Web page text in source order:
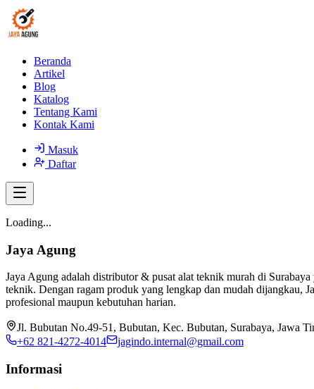
Beranda
Artikel
Blog
Katalog
Tentang Kami
Kontak Kami
Masuk
Daftar
Loading...
Jaya Agung
Jaya Agung adalah distributor & pusat alat teknik murah di
teknik. Dengan ragam produk yang lengkap dan mudah dijangkau,
profesional maupun kebutuhan harian.
Jl. Bubutan No.49-51, Bubutan, Kec. Bubutan, Surabaya, Jawa
+62 821-4272-4014
jagindo.internal@gmail.com
Informasi